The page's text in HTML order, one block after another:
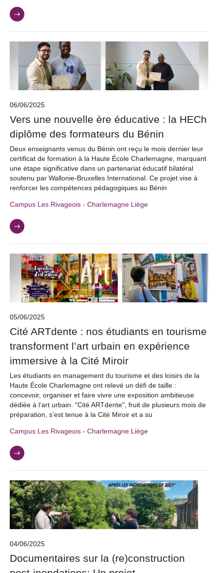
06/06/2025
Vers une nouvelle ère éducative : la HECh
diplôme des formateurs du Bénin
Deux enseignants venus du Bénin ont reçu le mois dernier leur
certificat de formation à la Haute École Charlemagne, marquant
une étape significative dans un partenariat éducatif bilatéral
soutenu par Wallonie-Bruxelles International. Ce projet vise à
renforcer les compétences pédagogiques au Bénin
Campus Les Rivageois - Charlemagne Liège
05/06/2025
Cité ARTdente : nos étudiants en tourisme
transforment l’art urbain en expérience
immersive à la Cité Miroir
Les étudiants en management du tourisme et des loisirs de la
Haute École Charlemagne ont relevé un défi de taille :
concevoir, organiser et faire vivre une exposition ambitieuse
dédiée à l’art urbain. "Cité ARTdente", fruit de plusieurs mois de
préparation, s’est tenue à la Cité Miroir et a su
Campus Les Rivageois - Charlemagne Liège
04/06/2025
Documentaires sur la (re)construction